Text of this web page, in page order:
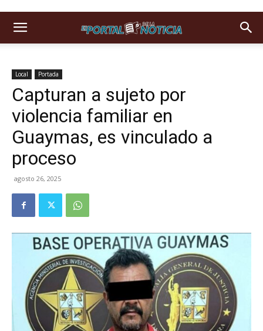
Local Portada
Capturan a sujeto por
violencia familiar en
Guaymas, es vinculado a
proceso
agosto 26, 2025